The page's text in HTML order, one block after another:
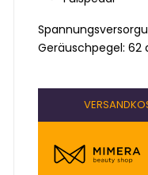
Geräuschpegel: 62